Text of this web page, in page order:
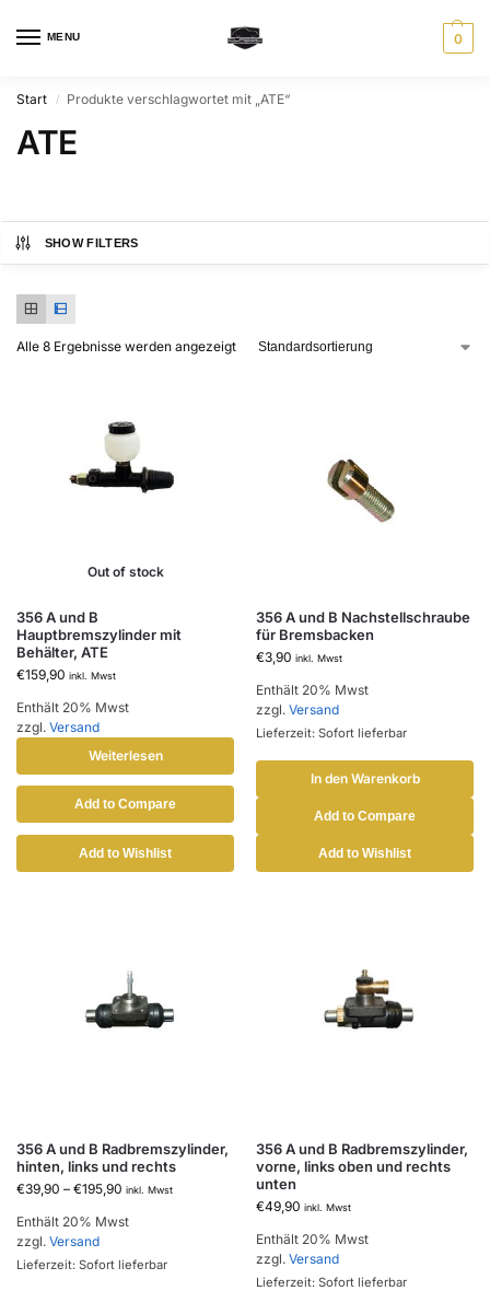
MENU 0
Start / Produkte verschlagwortet mit „ATE“
ATE
SHOW FILTERS
Alle 8 Ergebnisse werden angezeigt
Out of stock
356 A und B
Hauptbremszylinder mit
Behälter, ATE
€159,90 inkl. Mwst
Enthält 20% Mwst
zzgl. Versand
Weiterlesen
Add to Compare
Add to Wishlist
356 A und B Nachstellschraube
für Bremsbacken
€3,90 inkl. Mwst
Enthält 20% Mwst
zzgl. Versand
Lieferzeit: Sofort lieferbar
In den Warenkorb
Add to Compare
Add to Wishlist
356 A und B Radbremszylinder,
hinten, links und rechts
€39,90 – €195,90 inkl. Mwst
Enthält 20% Mwst
zzgl. Versand
Lieferzeit: Sofort lieferbar
356 A und B Radbremszylinder,
vorne, links oben und rechts
unten
€49,90 inkl. Mwst
Enthält 20% Mwst
zzgl. Versand
Lieferzeit: Sofort lieferbar